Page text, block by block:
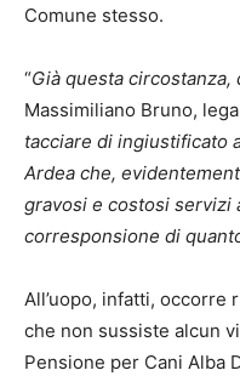
Comune stesso.
“Già questa circostanza,
Massimiliano Bruno,
tacciare di ingiustificato
Ardea che,
gravosi e costosi servizi
corresponsione di
All’uopo, infatti, occorre
che non sussiste alcun
Pensione per Cani Alba